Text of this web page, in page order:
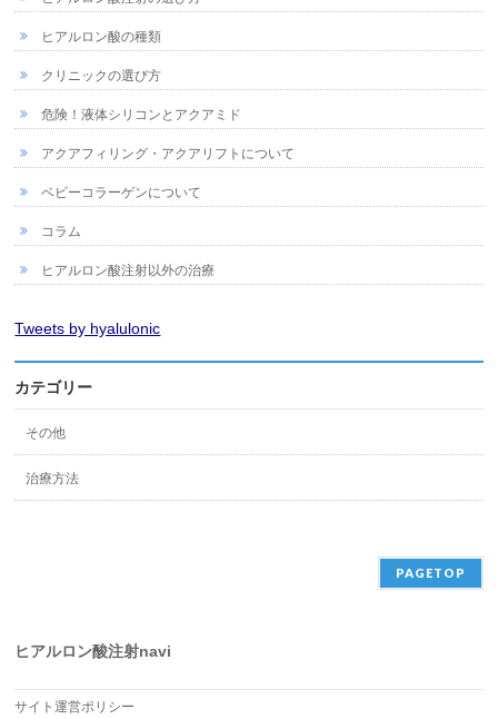
ヒアルロン酸の種類
クリニックの選び方
危険！液体シリコンとアクアミド
アクアフィリング・アクアリフトについて
ベビーコラーゲンについて
コラム
ヒアルロン酸注射以外の治療
Tweets by hyalulonic
カテゴリー
その他
治療方法
PAGETOP
ヒアルロン酸注射navi
サイト運営ポリシー